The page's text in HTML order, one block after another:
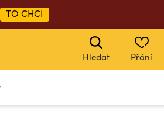
TO CHCI
Hledat Přání